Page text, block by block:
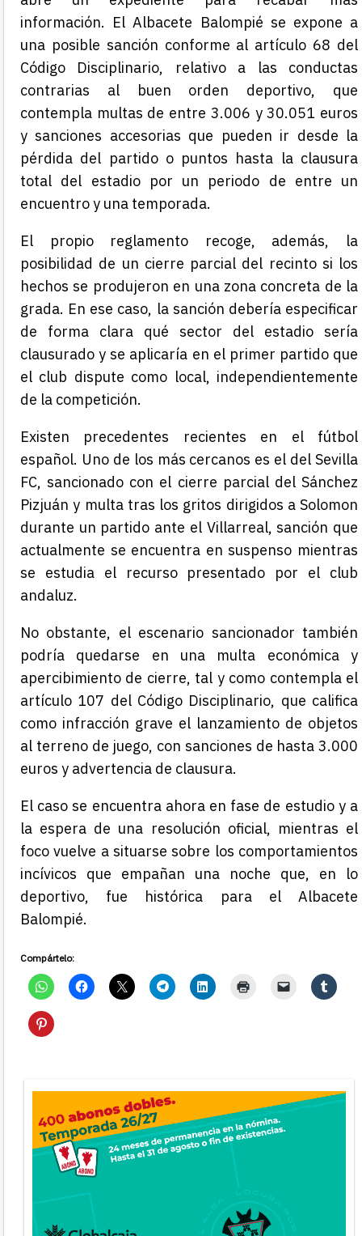
información. El Albacete Balompié se expone a
una posible sanción conforme al artículo 68 del
Código Disciplinario, relativo a las conductas
contrarias al buen orden deportivo, que
contempla multas de entre 3.006 y 30.051 euros
y sanciones accesorias que pueden ir desde la
pérdida del partido o puntos hasta la clausura
total del estadio por un periodo de entre un
encuentro y una temporada.
El propio reglamento recoge, además, la
posibilidad de un cierre parcial del recinto si los
hechos se produjeron en una zona concreta de la
grada. En ese caso, la sanción debería especificar
de forma clara qué sector del estadio sería
clausurado y se aplicaría en el primer partido que
el club dispute como local, independientemente
de la competición.
Existen precedentes recientes en el fútbol
español. Uno de los más cercanos es el del Sevilla
FC, sancionado con el cierre parcial del Sánchez
Pizjuán y multa tras los gritos dirigidos a Solomon
durante un partido ante el Villarreal, sanción que
actualmente se encuentra en suspenso mientras
se estudia el recurso presentado por el club
andaluz.
No obstante, el escenario sancionador también
podría quedarse en una multa económica y
apercibimiento de cierre, tal y como contempla el
artículo 107 del Código Disciplinario, que califica
como infracción grave el lanzamiento de objetos
al terreno de juego, con sanciones de hasta 3.000
euros y advertencia de clausura.
El caso se encuentra ahora en fase de estudio y a
la espera de una resolución oficial, mientras el
foco vuelve a situarse sobre los comportamientos
incívicos que empañan una noche que, en lo
deportivo, fue histórica para el Albacete
Balompié.
Compártelo: